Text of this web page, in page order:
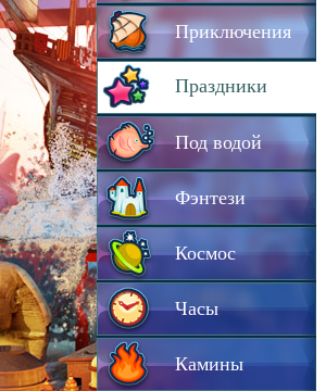
Приключения
Праздники
Под водой
Фэнтези
Космос
Часы
Камины